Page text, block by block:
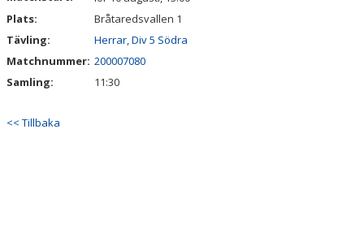
KONTAKT
Plats:
Bråtaredsvallen 1
Tävling:
Herrar, Div 5 Södra
Matchnummer: 200007080
Samling:
11:30
<< Tillbaka